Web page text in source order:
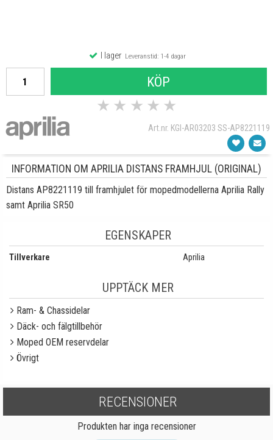
I lagerLeveranstid: 1-4 dagar
KÖP
★ ★ ★ ★ ★
Art.nr. KGI-AR03203 SS-AP8221119
INFORMATION OM APRILIA DISTANS FRAMHJUL (ORIGINAL)
Distans AP8221119 till framhjulet för mopedmodellerna Aprilia Rally
samt Aprilia SR50
EGENSKAPER
Tillverkare Aprilia
UPPTÄCK MER
Ram- & Chassidelar
Däck- och fälgtillbehör
Moped OEM reservdelar
Övrigt
RECENSIONER
Produkten har inga recensioner